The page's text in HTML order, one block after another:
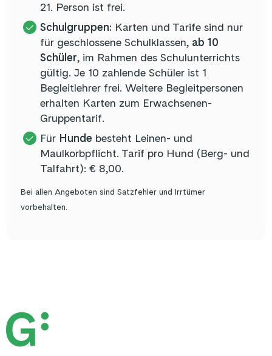
21. Person ist frei.
Schulgruppen: Karten und Tarife sind nur
für geschlossene Schulklassen, ab 10
Schüler, im Rahmen des Schulunterrichts
gültig. Je 10 zahlende Schüler ist 1
Begleitlehrer frei. Weitere Begleitpersonen
erhalten Karten zum Erwachsenen-
Gruppentarif.
Für Hunde besteht Leinen- und
Maulkorbpflicht. Tarif pro Hund (Berg- und
Talfahrt): € 8,00.
Bei allen Angeboten sind Satzfehler und Irrtümer
vorbehalten.